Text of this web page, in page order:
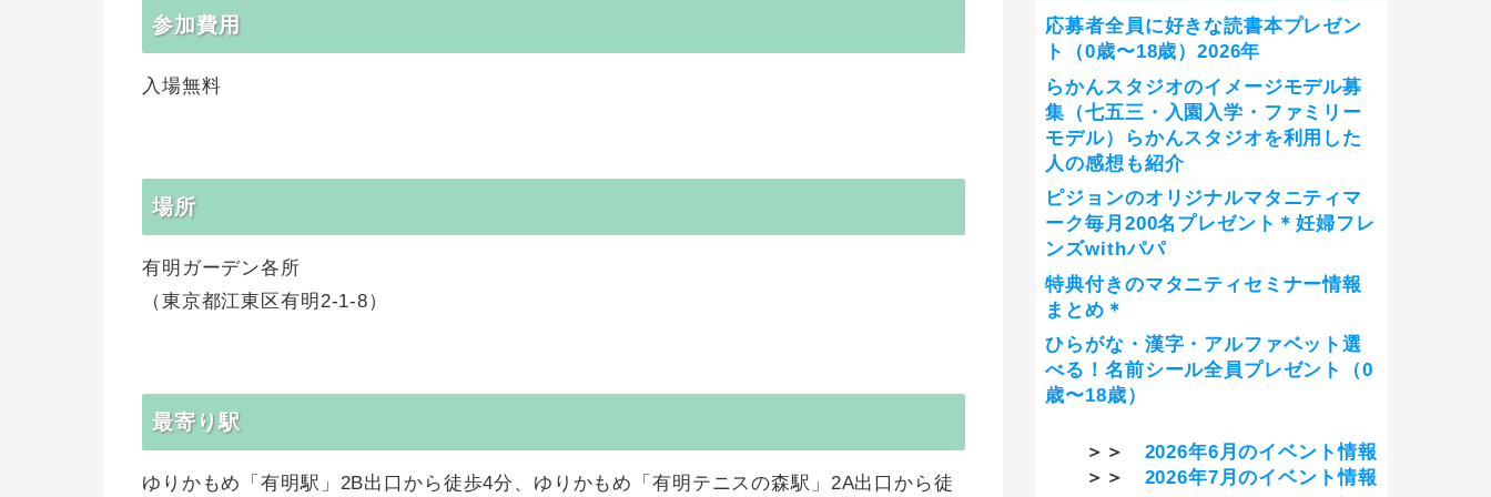
参加費用
入場無料
場所
有明ガーデン各所
（東京都江東区有明2-1-8）
最寄り駅
ゆりかもめ「有明駅」2B出口から徒歩4分、ゆりかもめ「有明テニスの森駅」2A出口から徒
応募者全員に好きな読書本プレゼン
ト（0歳〜18歳）2026年
らかんスタジオのイメージモデル募
集（七五三・入園入学・ファミリー
モデル）らかんスタジオを利用した
人の感想も紹介
ピジョンのオリジナルマタニティマ
ーク毎月200名プレゼント＊妊婦フレ
ンズwithパパ
特典付きのマタニティセミナー情報
まとめ＊
ひらがな・漢字・アルファベット選
べる！名前シール全員プレゼント（0
歳〜18歳）
＞＞ 2026年6月のイベント情報
＞＞ 2026年7月のイベント情報